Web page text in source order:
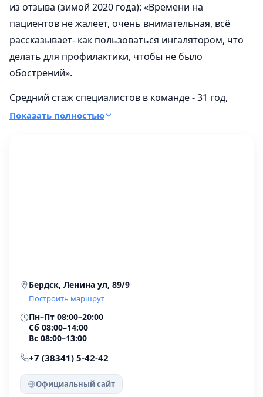
из отзыва (зимой 2020 года): «Времени на
пациентов не жалеет, очень внимательная, всё
рассказывает- как пользоваться ингалятором, что
делать для профилактики, чтобы не было
обострений».
Средний стаж специалистов в команде - 31 год,
многие из них работают в клинике с момента её
Показать полностью
Бердск, Ленина ул, 89/9
Построить маршрут
Пн–Пт 08:00–20:00
Сб 08:00–14:00
Вс 08:00–13:00
+7 (38341) 5-42-42
Официальный сайт